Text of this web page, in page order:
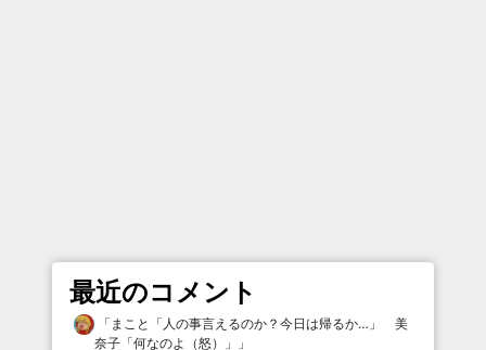
最近のコメント
「 まこと「人の事言えるのか？今日は帰るか…」 美
奈子「何なのよ（怒）」
」